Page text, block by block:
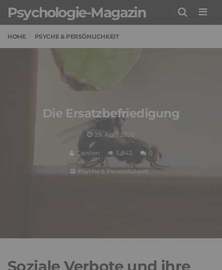
Psychologie-Magazin
HOME PSYCHE & PERSÖNLICHKEIT
Die Ersatzbefriedigung
29. April 2020
Carsten 5,842 0
Psyche & Persönlichkeit
Soziale Verbote und ihre